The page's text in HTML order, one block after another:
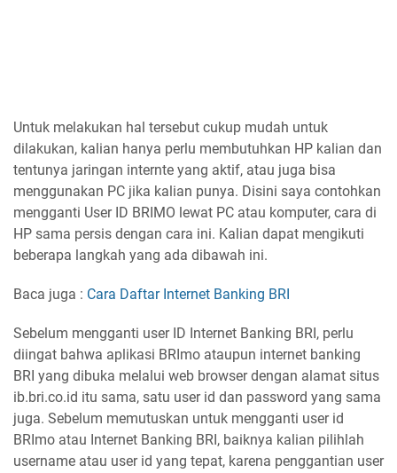
Untuk melakukan hal tersebut cukup mudah untuk
dilakukan, kalian hanya perlu membutuhkan HP kalian dan
tentunya jaringan internte yang aktif, atau juga bisa
menggunakan PC jika kalian punya. Disini saya contohkan
mengganti User ID BRIMO lewat PC atau komputer, cara di
HP sama persis dengan cara ini. Kalian dapat mengikuti
beberapa langkah yang ada dibawah ini.
Baca juga : Cara Daftar Internet Banking BRI
Sebelum mengganti user ID Internet Banking BRI, perlu
diingat bahwa aplikasi BRImo ataupun internet banking
BRI yang dibuka melalui web browser dengan alamat situs
ib.bri.co.id itu sama, satu user id dan password yang sama
juga. Sebelum memutuskan untuk mengganti user id
BRImo atau Internet Banking BRI, baiknya kalian pilihlah
username atau user id yang tepat, karena penggantian user